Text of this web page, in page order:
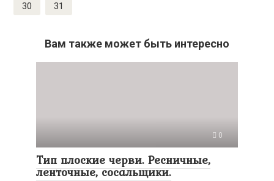
30 31
Вам также может быть интересно
0
Тип плоские черви. Ресничные,
ленточные, сосальщики.